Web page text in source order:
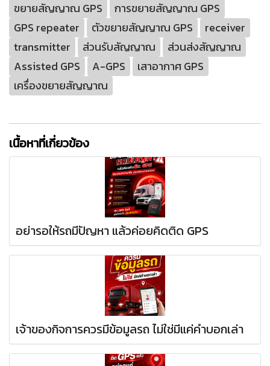
ขยายสัญญาณ GPS
การขยายสัญญาณ GPS
GPS repeater
ตัวขยายสัญญาณ GPS
receiver
transmitter
ส่วนรับสัญญาณ
ส่วนส่งสัญญาณ
Assisted GPS
A-GPS
เสาอากาศ GPS
เครื่องขยายสัญญาณ
เนื้อหาที่เกี่ยวข้อง
อย่ารอให้รถมีปัญหา แล้วค่อยคิดติด GPS
เจ้าของกิจการควรมีข้อมูลรถ ไม่ใช่มีแค่คำบอกเล่า